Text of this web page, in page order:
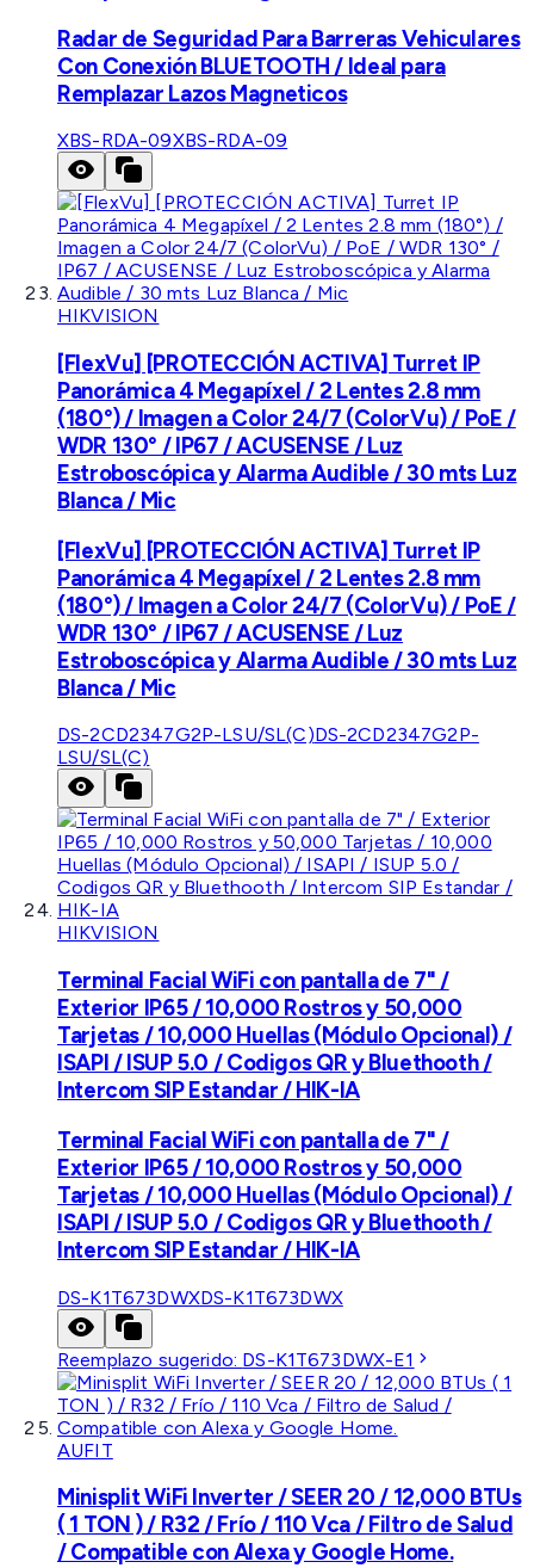
Radar de Seguridad Para Barreras Vehiculares
Con Conexión BLUETOOTH / Ideal para
Remplazar Lazos Magneticos
XBS-RDA-09XBS-RDA-09
HIKVISION
[FlexVu] [PROTECCIÓN ACTIVA] Turret IP
Panorámica 4 Megapíxel / 2 Lentes 2.8 mm
(180°) / Imagen a Color 24/7 (ColorVu) / PoE /
WDR 130° / IP67 / ACUSENSE / Luz
Estroboscópica y Alarma Audible / 30 mts Luz
Blanca / Mic
[FlexVu] [PROTECCIÓN ACTIVA] Turret IP
Panorámica 4 Megapíxel / 2 Lentes 2.8 mm
(180°) / Imagen a Color 24/7 (ColorVu) / PoE /
WDR 130° / IP67 / ACUSENSE / Luz
Estroboscópica y Alarma Audible / 30 mts Luz
Blanca / Mic
DS-2CD2347G2P-LSU/SL(C)DS-2CD2347G2P-
LSU/SL(C)
HIKVISION
Terminal Facial WiFi con pantalla de 7" /
Exterior IP65 / 10,000 Rostros y 50,000
Tarjetas / 10,000 Huellas (Módulo Opcional) /
ISAPI / ISUP 5.0 / Codigos QR y Bluethooth /
Intercom SIP Estandar / HIK-IA
Terminal Facial WiFi con pantalla de 7" /
Exterior IP65 / 10,000 Rostros y 50,000
Tarjetas / 10,000 Huellas (Módulo Opcional) /
ISAPI / ISUP 5.0 / Codigos QR y Bluethooth /
Intercom SIP Estandar / HIK-IA
DS-K1T673DWXDS-K1T673DWX
Reemplazo sugerido: DS-K1T673DWX-E1
AUFIT
Minisplit WiFi Inverter / SEER 20 / 12,000 BTUs
( 1 TON ) / R32 / Frío / 110 Vca / Filtro de Salud
/ Compatible con Alexa y Google Home.